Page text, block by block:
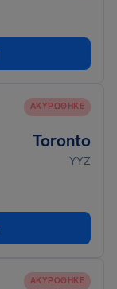
ΑΚΥΡΏΘΗΚΕ
Toronto
YYZ
ΑΚΥΡΏΘΗΚΕ